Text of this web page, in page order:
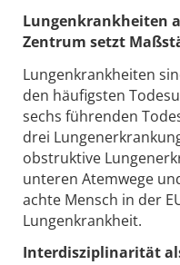
Lungenkrankheiten
Zentrum setzt
Lungenkrankheiten
den häufigsten
sechs führenden
drei
obstruktive
unteren Atemwege
achte Mensch in der
Lungenkrankheit.
Interdisziplinarität